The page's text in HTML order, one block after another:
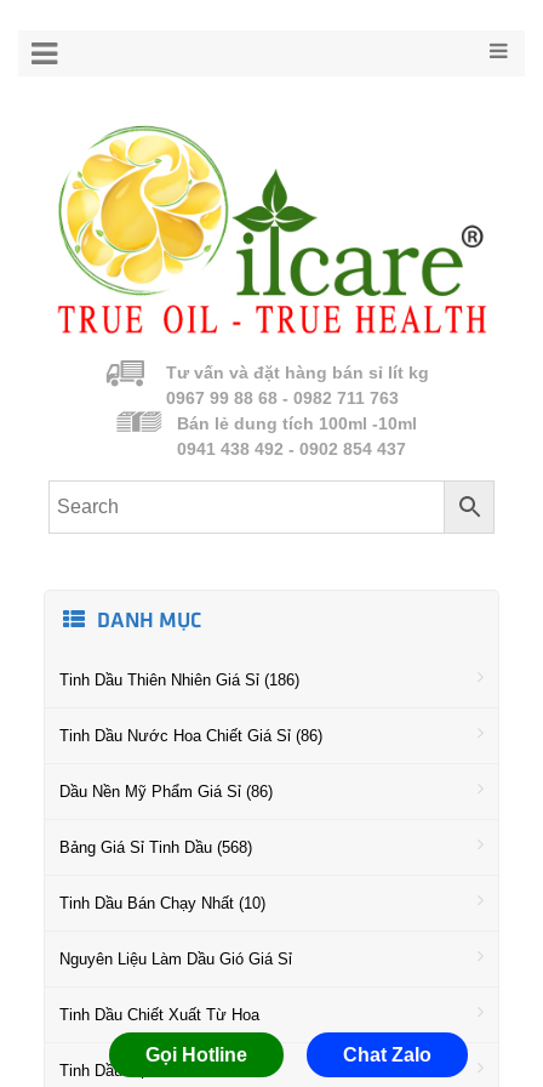
Tư vấn và đặt hàng bán sỉ lít kg
0967 99 88 68 - 0982 711 763
Bán lẻ dung tích 100ml -10ml
0941 438 492 - 0902 854 437
DANH MỤC
Tinh Dầu Thiên Nhiên Giá Sỉ (186)
Tinh Dầu Nước Hoa Chiết Giá Sỉ (86)
Dầu Nền Mỹ Phẩm Giá Sỉ (86)
Bảng Giá Sỉ Tinh Dầu (568)
Tinh Dầu Bán Chạy Nhất (10)
Nguyên Liệu Làm Dầu Gió Giá Sỉ
Tinh Dầu Chiết Xuất Từ Hoa
Tinh Dầu Họ Gỗ Giá Sỉ
Gọi Hotline Chat Zalo